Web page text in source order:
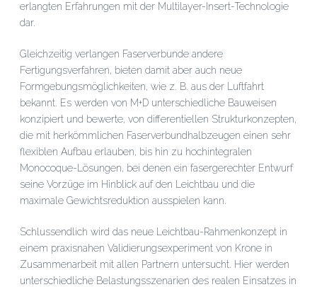
erlangten Erfahrungen mit der Multilayer-Insert-Technologie
dar.
Gleichzeitig verlangen Faserverbunde andere
Fertigungsverfahren, bieten damit aber auch neue
Formgebungsmöglichkeiten, wie z. B. aus der Luftfahrt
bekannt. Es werden von M+D unterschiedliche Bauweisen
konzipiert und bewerte, von differentiellen Strukturkonzepten,
die mit herkömmlichen Faserverbundhalbzeugen einen sehr
flexiblen Aufbau erlauben, bis hin zu hochintegralen
Monocoque-Lösungen, bei denen ein fasergerechter Entwurf
seine Vorzüge im Hinblick auf den Leichtbau und die
maximale Gewichtsreduktion ausspielen kann.
Schlussendlich wird das neue Leichtbau-Rahmenkonzept in
einem praxisnahen Validierungsexperiment von Krone in
Zusammenarbeit mit allen Partnern untersucht. Hier werden
unterschiedliche Belastungsszenarien des realen Einsatzes in